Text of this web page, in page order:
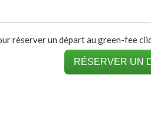
réserver un départ au green-fee
RÉSERVER UN